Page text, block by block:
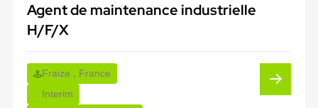
Agent de maintenance industrielle
H/F/X
Fraize , France
Interim